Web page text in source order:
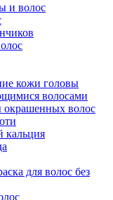
и волос
кожи головы
волосами
окрашенных волос
кальция
для волос без